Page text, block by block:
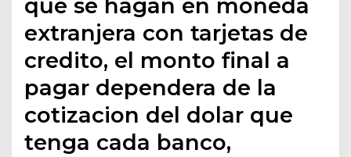
que se hagan en moneda
extranjera con tarjetas de
credito, el monto final a
pagar dependera de la
cotizacion del dolar que
tenga cada banco,